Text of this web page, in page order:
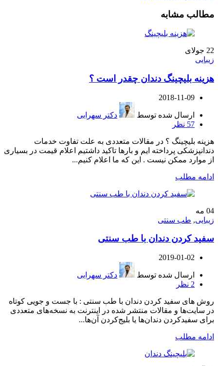
مطالب مشابه
22 جولای
زیبایی
هزینه بلیچینگ دندان چقدر است ؟
2018-11-09
ارسال شده توسط
دکتر سهرابی
57 نظر
هزینه بلیچینگ ؟ در مقالات متعددی به علت تفاوت خدمات
دندانپزشکی پرداخته ایم و بارها تاکید داشتیم اعلام قیمت در بسیاری
از موارد ممکن نیست . این که ما اعلام کنیم...
ادامه مطلب
04 مه
زیبایی, طب سنتی
سفید کردن دندان با طب سنتی
2019-01-02
ارسال شده توسط
دکتر سهرابی
2 نظر
روش های سفید کردن دندان با طب سنتی : با جست‌ و‌ جویی کوتاه
در سایت‌ها و مقالات منتشر شده در اینترنت به نسخه‌های متعددی
برای سفیدکردن دندان‌ها یا بلیج‌کردن آن‌ها...
ادامه مطلب